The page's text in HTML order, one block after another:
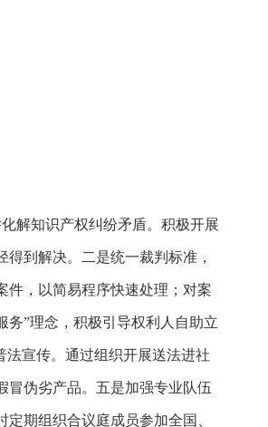
解知识产权纠纷矛盾。积极开展
到解决。二是统一裁判标准，
件，以简易程序快速处理；对案
”理念，积极引导权利人自助立
宣传。通过组织开展送法进社
冒伪劣产品。五是加强专业队伍
期组织合议庭成员参加全国、